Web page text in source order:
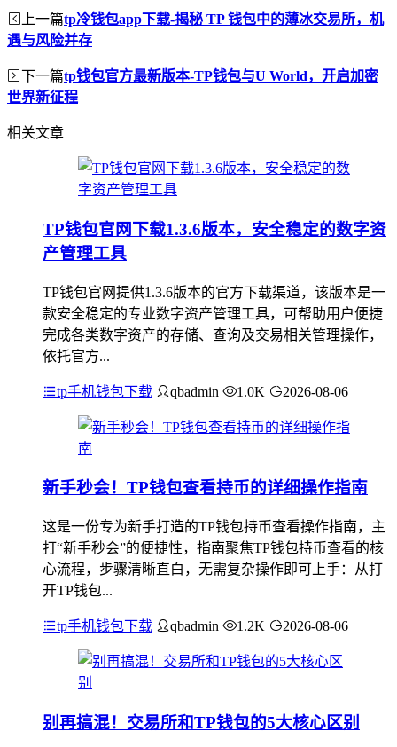
上一篇tp冷钱包app下载-揭秘 TP 钱包中的薄冰交易所，机
遇与风险并存
下一篇tp钱包官方最新版本-TP钱包与U World，开启加密
世界新征程
相关文章
TP钱包官网下载1.3.6版本，安全稳定的数字资
产管理工具
TP钱包官网提供1.3.6版本的官方下载渠道，该版本是一
款安全稳定的专业数字资产管理工具，可帮助用户便捷
完成各类数字资产的存储、查询及交易相关管理操作，
依托官方...
tp手机钱包下载 qbadmin 1.0K 2026-08-06
新手秒会！TP钱包查看持币的详细操作指南
这是一份专为新手打造的TP钱包持币查看操作指南，主
打“新手秒会”的便捷性，指南聚焦TP钱包持币查看的核
心流程，步骤清晰直白，无需复杂操作即可上手：从打
开TP钱包...
tp手机钱包下载 qbadmin 1.2K 2026-08-06
别再搞混！交易所和TP钱包的5大核心区别